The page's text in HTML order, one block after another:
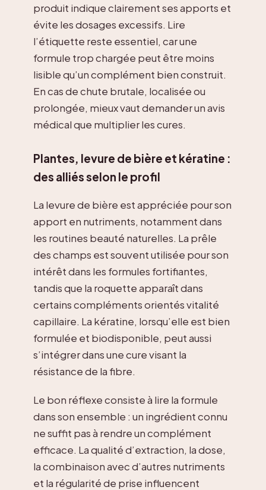
produit indique clairement ses apports et
évite les dosages excessifs. Lire
l’étiquette reste essentiel, car une
formule trop chargée peut être moins
lisible qu’un complément bien construit.
En cas de chute brutale, localisée ou
prolongée, mieux vaut demander un avis
médical que multiplier les cures.
Plantes, levure de bière et kératine :
des alliés selon le profil
La levure de bière est appréciée pour son
apport en nutriments, notamment dans
les routines beauté naturelles. La prêle
des champs est souvent utilisée pour son
intérêt dans les formules fortifiantes,
tandis que la roquette apparaît dans
certains compléments orientés vitalité
capillaire. La kératine, lorsqu’elle est bien
formulée et biodisponible, peut aussi
s’intégrer dans une cure visant la
résistance de la fibre.
Le bon réflexe consiste à lire la formule
dans son ensemble : un ingrédient connu
ne suffit pas à rendre un complément
efficace. La qualité d’extraction, la dose,
la combinaison avec d’autres nutriments
et la régularité de prise influencent